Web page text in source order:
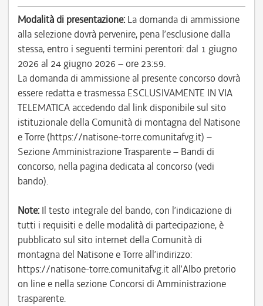
Modalità di presentazione: La domanda di ammissione
alla selezione dovrà pervenire, pena l’esclusione dalla
stessa, entro i seguenti termini perentori: dal 1 giugno
2026 al 24 giugno 2026 – ore 23:59.
La domanda di ammissione al presente concorso dovrà
essere redatta e trasmessa ESCLUSIVAMENTE IN VIA
TELEMATICA accedendo dal link disponibile sul sito
istituzionale della Comunità di montagna del Natisone
e Torre (https://natisone-torre.comunitafvg.it) –
Sezione Amministrazione Trasparente – Bandi di
concorso, nella pagina dedicata al concorso (vedi
bando).
Note: Il testo integrale del bando, con l’indicazione di
tutti i requisiti e delle modalità di partecipazione, è
pubblicato sul sito internet della Comunità di
montagna del Natisone e Torre all’indirizzo:
https://natisone-torre.comunitafvg.it all’Albo pretorio
on line e nella sezione Concorsi di Amministrazione
trasparente.